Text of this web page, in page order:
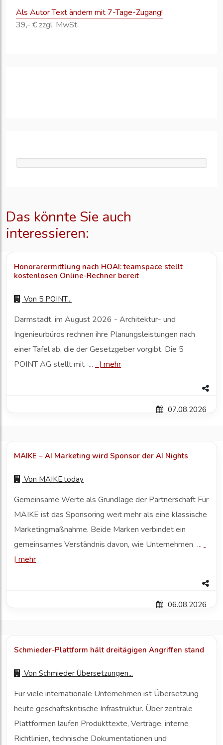
Als Autor Text ändern mit 7-Tage-Zugang!
39,- € zzgl. MwSt.
Das könnte Sie auch
interessieren:
Honorarermittlung nach HOAI: teamspace stellt
kostenlosen Online-Rechner bereit
Von 5 POINT...
Darmstadt, im August 2026 - Architektur- und
Ingenieurbüros rechnen ihre Planungsleistungen nach
einer Tafel ab, die der Gesetzgeber vorgibt. Die 5
POINT AG stellt mit ...
| mehr
07.08.2026
MAIKE – AI Marketing wird Sponsor der AI Nights
Von MAIKE.today
Gemeinsame Werte als Grundlage der Partnerschaft Für
MAIKE ist das Sponsoring weit mehr als eine klassische
Marketingmaßnahme. Beide Marken verbindet ein
gemeinsames Verständnis davon, wie Unternehmen ...
| mehr
06.08.2026
Schmieder-Plattform hält dreitägigen Angriffen stand
Von Schmieder Übersetzungen...
Für viele internationale Unternehmen ist Übersetzung
heute geschäftskritische Infrastruktur. Über zentrale
Plattformen laufen Produkttexte, Verträge, interne
Richtlinien, technische Dokumentationen und